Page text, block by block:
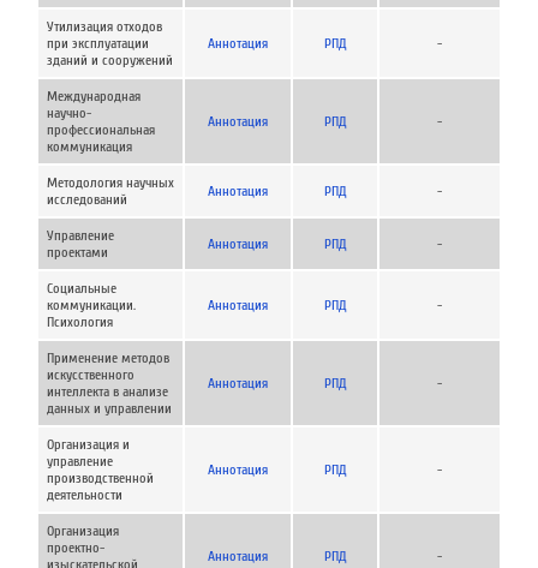
Утилизация отходов
при эксплуатации
зданий и сооружений
Аннотация РПД -
Международная
научно-
профессиональная
коммуникация
Аннотация РПД -
Методология научных
исследований
Аннотация РПД -
Управление
проектами
Аннотация РПД -
Социальные
коммуникации.
Психология
Аннотация РПД -
Применение методов
искусственного
интеллекта в анализе
данных и управлении
Аннотация РПД -
Организация и
управление
производственной
деятельности
Аннотация РПД -
Организация
проектно-
изыскательской
Аннотация РПД -